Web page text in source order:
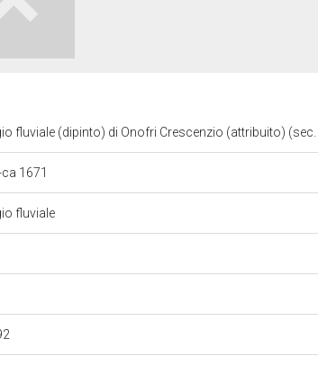
fluviale (dipinto) di Onofri Crescenzio (attribuito) (sec.
1671
fluviale